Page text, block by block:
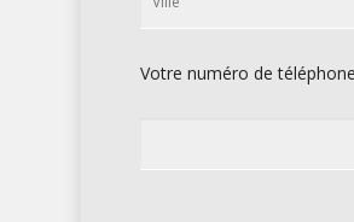
Votre numéro de